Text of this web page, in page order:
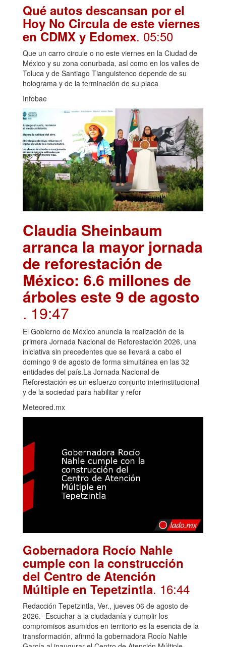
Qué autos descansan por el
Hoy No Circula de este viernes
en CDMX y Edomex. 05:50
Que un carro circule o no este viernes en la Ciudad de
México y su zona conurbada, así como en los valles de
Toluca y de Santiago Tianguistenco depende de su
holograma y de la terminación de su placa
Infobae
Claudia Sheinbaum
arranca la mayor jornada
de reforestación de
México: 6.6 millones de
árboles este 9 de agosto
. 19:47
El Gobierno de México anuncia la realización de la
primera Jornada Nacional de Reforestación 2026, una
iniciativa sin precedentes que se llevará a cabo el
domingo 9 de agosto de forma simultánea en las 32
entidades del país.La Jornada Nacional de
Reforestación es un esfuerzo conjunto interinstitucional
y de la sociedad para habilitar y refor
Meteored.mx
Gobernadora Rocío Nahle
cumple con la construcción
del Centro de Atención
Múltiple en Tepetzintla. 16:44
Redacción Tepetzintla, Ver., jueves 06 de agosto de
2026.- Escuchar a la ciudadanía y cumplir los
compromisos asumidos en territorio es la esencia de la
transformación, afirmó la gobernadora Rocío Nahle